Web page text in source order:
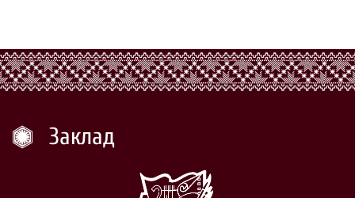
Заклад